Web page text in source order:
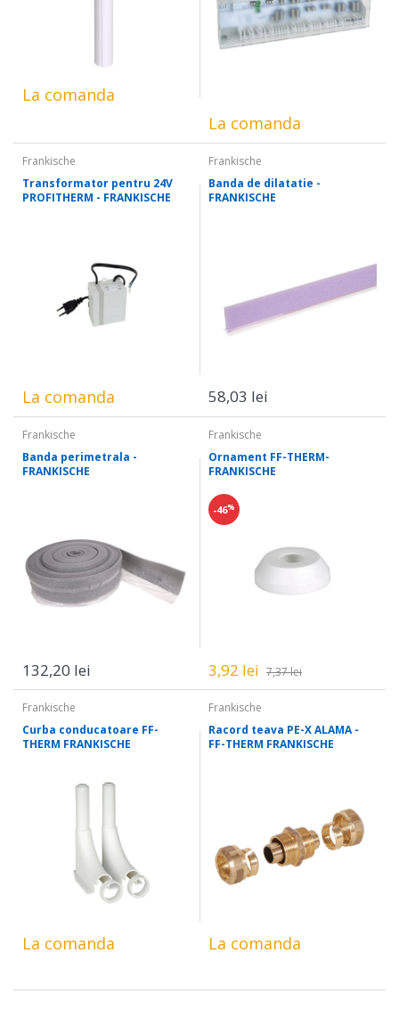
La comanda
La comanda
Frankische
Transformator pentru 24V
PROFITHERM - FRANKISCHE
La comanda
Frankische
Banda de dilatatie -
FRANKISCHE
58,03 lei
Frankische
Banda perimetrala -
FRANKISCHE
132,20 lei
Frankische
Ornament FF-THERM-
FRANKISCHE
-46%
3,92 lei 7,37 lei
Frankische
Curba conducatoare FF-
THERM FRANKISCHE
La comanda
Frankische
Racord teava PE-X ALAMA -
FF-THERM FRANKISCHE
La comanda